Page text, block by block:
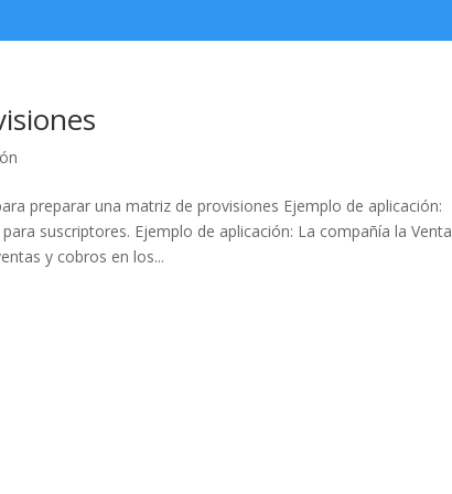
preparar una matriz de provisiones Ejemplo de aplicación:
suscriptores. Ejemplo de aplicación: La compañía la Venta
y cobros en los...